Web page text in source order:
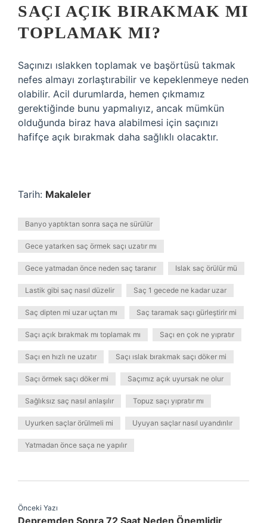
SAÇI AÇIK BIRAKMAK MI
TOPLAMAK MI?
Saçınızı ıslakken toplamak ve başörtüsü takmak
nefes almayı zorlaştırabilir ve kepeklenmeye neden
olabilir. Acil durumlarda, hemen çıkmamız
gerektiğinde bunu yapmalıyız, ancak mümkün
olduğunda biraz hava alabilmesi için saçınızı
hafifçe açık bırakmak daha sağlıklı olacaktır.
Tarih: Makaleler
Banyo yaptıktan sonra saça ne sürülür
Gece yatarken saç örmek saçı uzatır mı
Gece yatmadan önce neden saç taranır Islak saç örülür mü
Lastik gibi saç nasıl düzelir Saç 1 gecede ne kadar uzar
Saç dipten mi uzar uçtan mı Saç taramak saçı gürleştirir mi
Saçı açık bırakmak mı toplamak mı Saçı en çok ne yıpratır
Saçı en hızlı ne uzatır Saçı ıslak bırakmak saçı döker mi
Saçı örmek saçı döker mi Saçımız açık uyursak ne olur
Sağlıksız saç nasıl anlaşılır Topuz saçı yıpratır mı
Uyurken saçlar örülmeli mi Uyuyan saçlar nasıl uyandırılır
Yatmadan önce saça ne yapılır
Önceki Yazı
Depremden Sonra 72 Saat Neden Önemlidir